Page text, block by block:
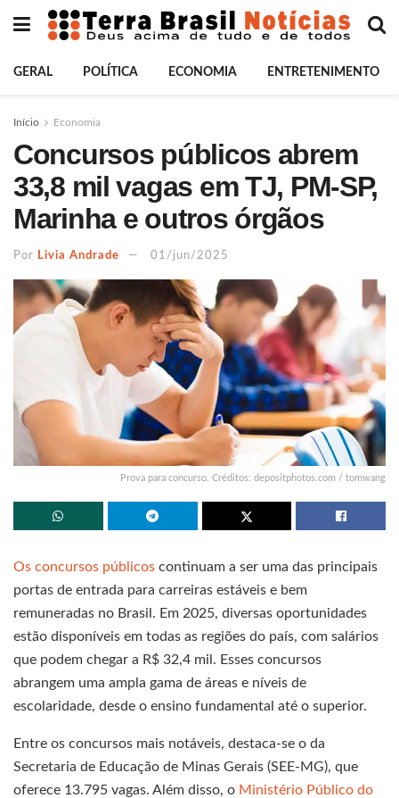
GERAL POLÍTICA ECONOMIA ENTRETENIMENTO
Início Economia
Concursos públicos abrem
33,8 mil vagas em TJ, PM-SP,
Marinha e outros órgãos
Por Livia Andrade 01/jun/2025
Prova para concurso. Créditos: depositphotos.com / tomwang
Os concursos públicos continuam a ser uma das principais
portas de entrada para carreiras estáveis e bem
remuneradas no Brasil. Em 2025, diversas oportunidades
estão disponíveis em todas as regiões do país, com salários
que podem chegar a R$ 32,4 mil. Esses concursos
abrangem uma ampla gama de áreas e níveis de
escolaridade, desde o ensino fundamental até o superior.
Entre os concursos mais notáveis, destaca-se o da
Secretaria de Educação de Minas Gerais (SEE-MG), que
oferece 13.795 vagas. Além disso, o Ministério Público do